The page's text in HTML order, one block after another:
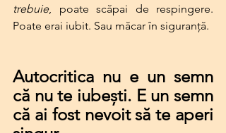
trebuie, poate scăpai de respingere.
Poate erai iubit. Sau măcar în siguranță.
Autocritica nu e un semn
că nu te iubești. E un semn
că ai fost nevoit să te aperi